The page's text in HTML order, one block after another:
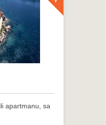
apartmanu, sa